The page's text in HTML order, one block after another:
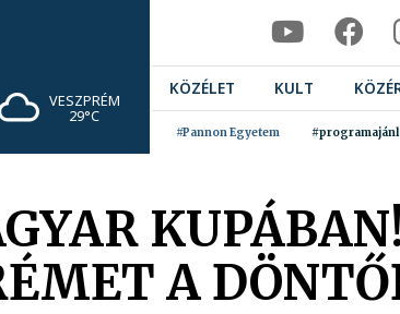
VESZPRÉM
29°C
KÖZÉLET KULT
#Pannon Egyetem
A